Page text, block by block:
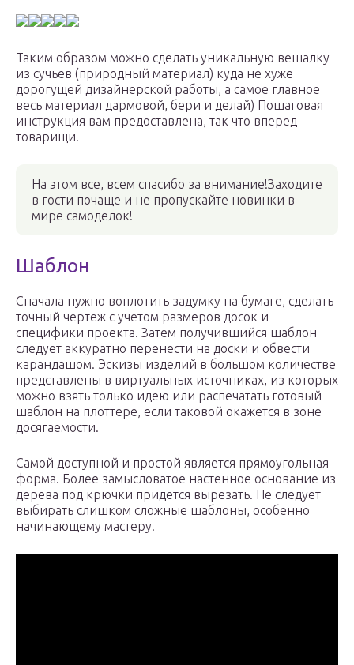
Таким образом можно сделать уникальную вешалку
из сучьев (природный материал) куда не хуже
дорогущей дизайнерской работы, а самое главное
весь материал дармовой, бери и делай) Пошаговая
инструкция вам предоставлена, так что вперед
товарищи!
На этом все, всем спасибо за внимание!Заходите
в гости почаще и не пропускайте новинки в
мире самоделок!
Шаблон
Сначала нужно воплотить задумку на бумаге, сделать
точный чертеж с учетом размеров досок и
специфики проекта. Затем получившийся шаблон
следует аккуратно перенести на доски и обвести
карандашом. Эскизы изделий в большом количестве
представлены в виртуальных источниках, из которых
можно взять только идею или распечатать готовый
шаблон на плоттере, если таковой окажется в зоне
досягаемости.
Самой доступной и простой является прямоугольная
форма. Более замысловатое настенное основание из
дерева под крючки придется вырезать. Не следует
выбирать слишком сложные шаблоны, особенно
начинающему мастеру.